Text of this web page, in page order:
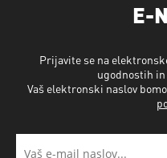
E-
Prijavite se na
ugodnostih in
Vaš elektronski naslov